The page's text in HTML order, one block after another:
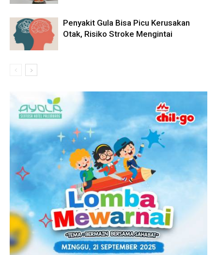
Penyakit Gula Bisa Picu Kerusakan
Otak, Risiko Stroke Mengintai